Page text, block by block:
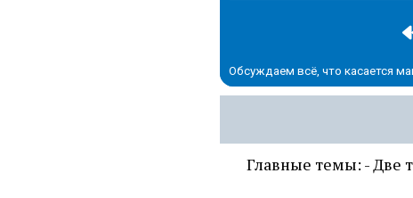
Обсуждаем всё, что касается
Главные темы: - Две